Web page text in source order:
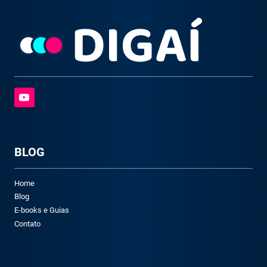
BLOG
Home
Blog
E-books e Guias
Contato